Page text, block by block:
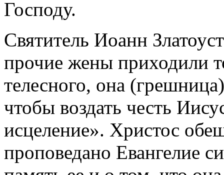
Господу.
Святитель Иоанн
прочие жены приходили
телесного, она
чтобы воздать честь
исцеление». Христос
проповедано Евангелие